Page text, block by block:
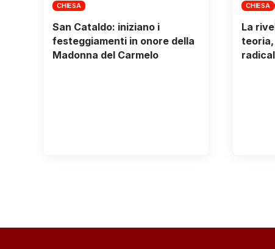
CHIESA
San Cataldo: iniziano i
festeggiamenti in onore della
Madonna del Carmelo
CHIESA
La
teoria,